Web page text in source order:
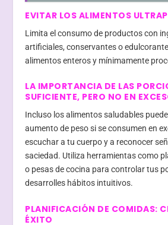
EVITAR LOS ALIMENTOS
Limita el consumo de productos con
artificiales, conservantes o
alimentos enteros y mínimamente
LA IMPORTANCIA DE LAS
SUFICIENTE, PERO NO EN
Incluso los alimentos saludables
aumento de peso si se consumen en
escuchar a tu cuerpo y a reconocer
saciedad. Utiliza herramientas como
o pesas de cocina para controlar tus
desarrolles hábitos intuitivos.
PLANIFICACIÓN DE COMIDAS:
ÉXITO